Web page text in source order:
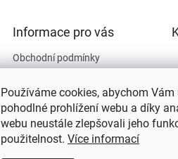
Používáme cookies, abychom
pohodlné prohlížení webu a díky
webu neustále zlepšovali jeho
použitelnost. Více informací
Informace pro vás
Obchodní podmínky
údajů
Kontakty
O nás